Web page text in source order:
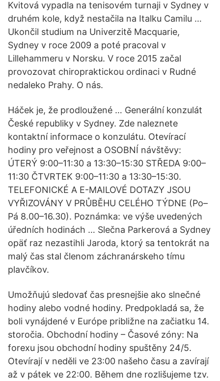
Kvitová vypadla na tenisovém turnaji v Sydney v
druhém kole, když nestačila na Italku Camilu …
Ukončil studium na Univerzitě Macquarie,
Sydney v roce 2009 a poté pracoval v
Lillehammeru v Norsku. V roce 2015 začal
provozovat chiropraktickou ordinaci v Rudné
nedaleko Prahy. O nás.
Háček je, že prodloužené … Generální konzulát
České republiky v Sydney. Zde naleznete
kontaktní informace o konzulátu. Otevírací
hodiny pro veřejnost a OSOBNÍ návštěvy:
ÚTERÝ 9:00–11:30 a 13:30–15:30 STŘEDA 9:00–
11:30 ČTVRTEK 9:00–11:30 a 13:30–15:30.
TELEFONICKÉ A E-MAILOVÉ DOTAZY JSOU
VYŘIZOVÁNY V PRŮBĚHU CELÉHO TÝDNE (Po–
Pá 8.00–16.30). Poznámka: ve výše uvedených
úředních hodinách … Slečna Parkerová a Sydney
opäť raz nezastihli Jaroda, ktorý sa tentokrát na
malý čas stal členom záchranárskeho tímu
plavčíkov.
Umožňujú sledovať čas presnejšie ako slnečné
hodiny alebo vodné hodiny. Predpokladá sa, že
boli vynájdené v Európe približne na začiatku 14.
storočia. Obchodní hodiny – Časové zóny: Na
forexu jsou obchodní hodiny spuštěny 24/5.
Otevírají v neděli ve 23:00 našeho času a zavírají
až v pátek ve 22:00. Během dne rozlišujeme tzv.